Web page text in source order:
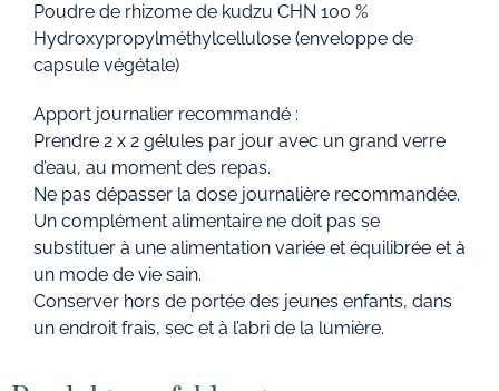
Poudre de rhizome de kudzu CHN 100 %
Hydroxypropylméthylcellulose (enveloppe de
capsule végétale)
Apport journalier recommandé :
Prendre 2 x 2 gélules par jour avec un grand verre
d’eau, au moment des repas.
Ne pas dépasser la dose journalière recommandée.
Un complément alimentaire ne doit pas se
substituer à une alimentation variée et équilibrée et à
un mode de vie sain.
Conserver hors de portée des jeunes enfants, dans
un endroit frais, sec et à l’abri de la lumière.